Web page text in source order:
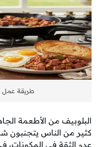
طريقة عمل
البلوبيف من الأطعمة
كثير من الناس يتجنبون
عدم الثقة في المكونات،